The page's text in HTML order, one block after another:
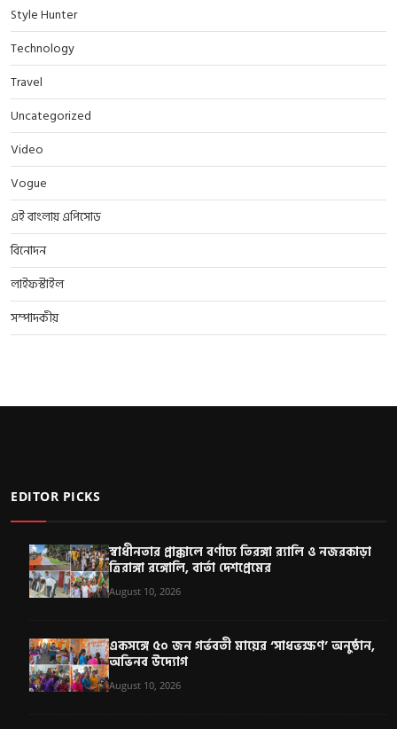
Style Hunter
Technology
Travel
Uncategorized
Video
Vogue
এই বাংলায় এপিসোড
বিনোদন
লাইফস্টাইল
সম্পাদকীয়
EDITOR PICKS
স্বাধীনতার প্রাক্কালে বর্ণাঢ্য তিরঙ্গা র‍্যালি ও নজরকাড়া
ত্রিরাঙ্গা রঙ্গোলি, বার্তা দেশপ্রেমের
August 10, 2026
একসঙ্গে ৫০ জন গর্ভবতী মায়ের ‘সাধভক্ষণ’ অনুষ্ঠান,
অভিনব উদ্যোগ
August 10, 2026